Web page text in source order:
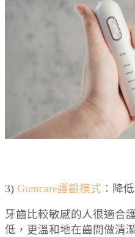
3) Gumcare護齦模式 ：降
牙齒比較敏感的人很適合
低，更溫和地在齒間做清